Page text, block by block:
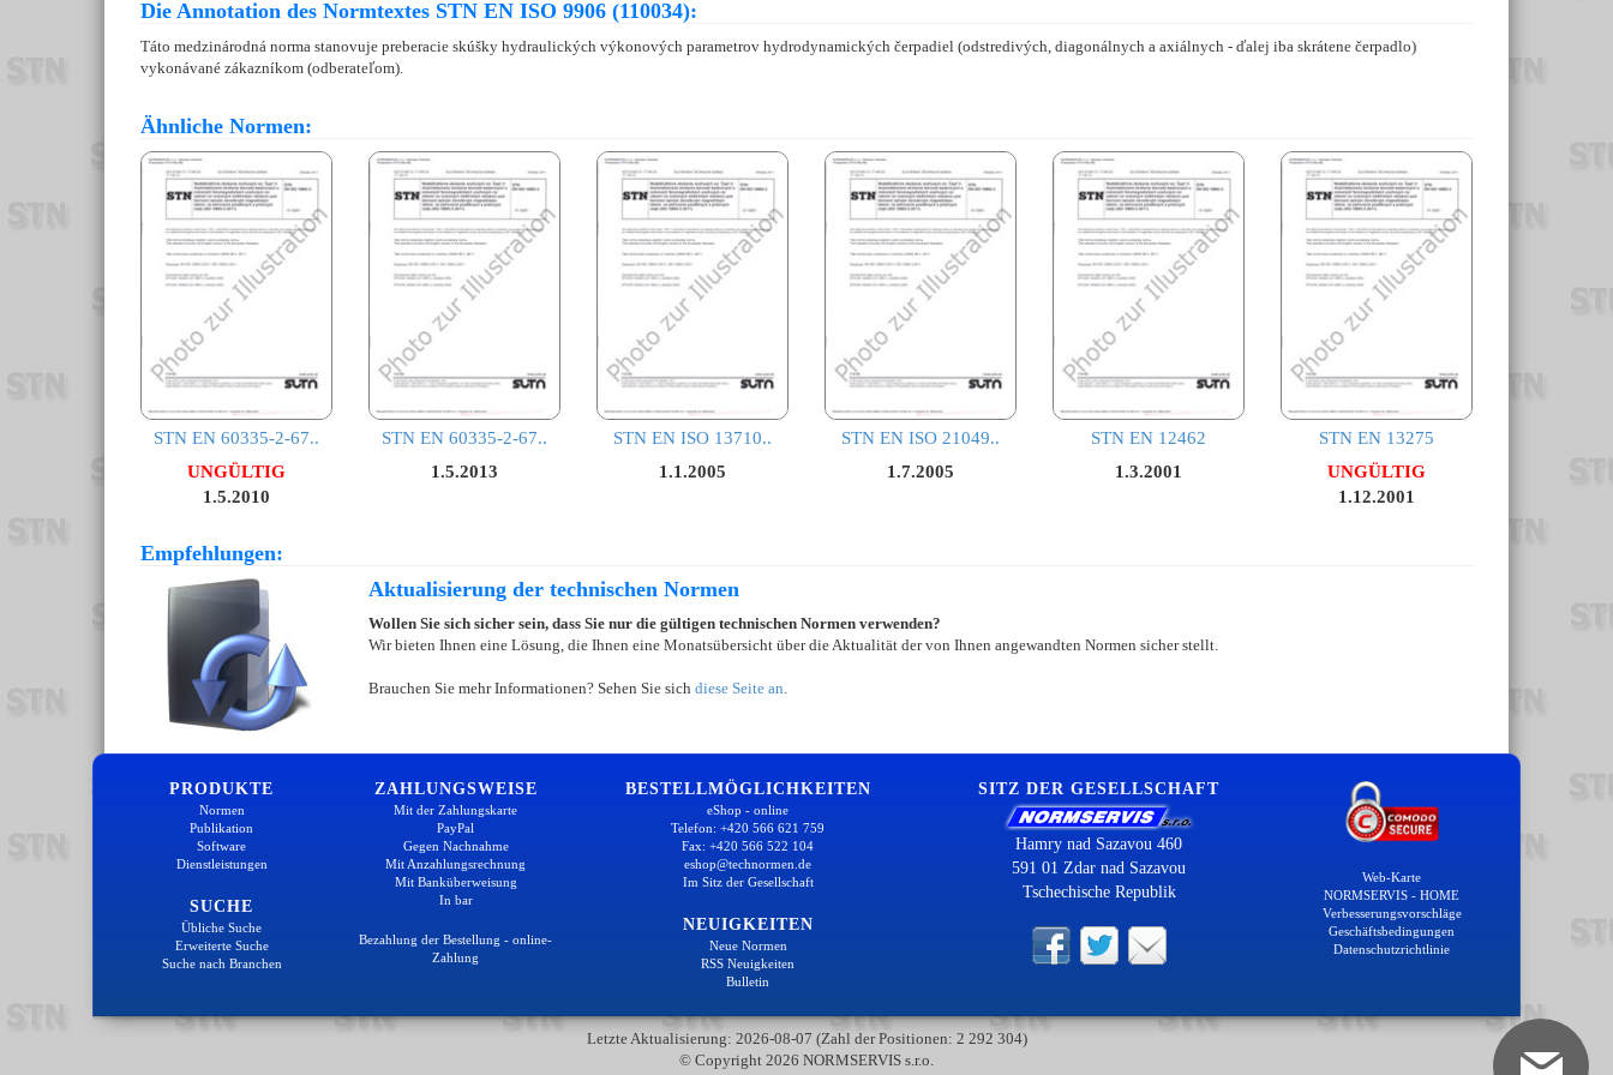
Die Annotation des Normtextes STN EN ISO 9906 (110034):
Táto medzinárodná norma stanovuje preberacie skúšky hydraulických výkonových parametrov hydrodynamických čerpadiel (odstredivých, diagonálnych a axiálnych - ďalej iba skrátene čerpadlo)
vykonávané zákazníkom (odberateľom).
Ähnliche Normen:
STN EN 60335-2-67..
UNGÜLTIG
1.5.2010
STN EN 60335-2-67..
1.5.2013
STN EN ISO 13710..
1.1.2005
STN EN ISO 21049..
1.7.2005
STN EN 12462
1.3.2001
STN EN 13275
UNGÜLTIG
1.12.2001
Empfehlungen:
Aktualisierung der technischen Normen
Wollen Sie sich sicher sein, dass Sie nur die gültigen technischen Normen verwenden?
Wir bieten Ihnen eine Lösung, die Ihnen eine Monatsübersicht über die Aktualität der von Ihnen angewandten Normen sicher stellt.
Brauchen Sie mehr Informationen? Sehen Sie sich diese Seite an.
PRODUKTE
Normen
Publikation
Software
Dienstleistungen
SUCHE
Übliche Suche
Erweiterte Suche
Suche nach Branchen
ZAHLUNGSWEISE
Mit der Zahlungskarte
PayPal
Gegen Nachnahme
Mit Anzahlungsrechnung
Mit Banküberweisung
In bar
Bezahlung der Bestellung - online-
Zahlung
BESTELLMÖGLICHKEITEN
eShop - online
Telefon: +420 566 621 759
Fax: +420 566 522 104
eshop@technormen.de
Im Sitz der Gesellschaft
NEUIGKEITEN
Neue Normen
RSS Neuigkeiten
Bulletin
SITZ DER GESELLSCHAFT
Hamry nad Sazavou 460
591 01 Zdar nad Sazavou
Tschechische Republik
Web-Karte
NORMSERVIS - HOME
Verbesserungsvorschläge
Geschäftsbedingungen
Datenschutzrichtlinie
Letzte Aktualisierung: 2026-08-07 (Zahl der Positionen: 2 292 304)
© Copyright 2026 NORMSERVIS s.r.o.